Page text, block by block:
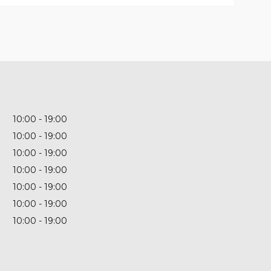
10:00
19:00
10:00
19:00
10:00
19:00
10:00
19:00
10:00
19:00
10:00
19:00
10:00
19:00